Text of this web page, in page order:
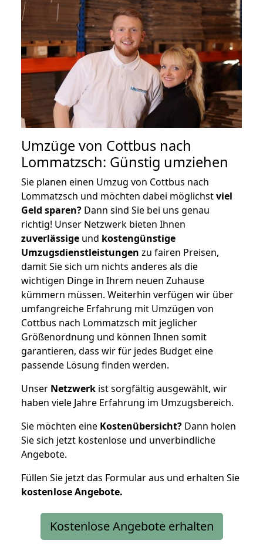
Umzüge von Cottbus nach
Lommatzsch: Günstig umziehen
Sie planen einen Umzug von Cottbus nach
Lommatzsch und möchten dabei möglichstviel
Geld sparen? Dann sind Sie bei uns genau
richtig! Unser Netzwerk bieten Ihnen
zuverlässige und kostengünstige
Umzugsdienstleistungen zu fairen Preisen,
damit Sie sich um nichts anderes als die
wichtigen Dinge in Ihrem neuen Zuhause
kümmern müssen. Weiterhin verfügen wir über
umfangreiche Erfahrung mit Umzügen von
Cottbus nach Lommatzsch mit jeglicher
Größenordnung und können Ihnen somit
garantieren, dass wir für jedes Budget eine
passende Lösung finden werden.
Unser Netzwerk ist sorgfältig ausgewählt, wir
haben viele Jahre Erfahrung im Umzugsbereich.
Sie möchten eine Kostenübersicht? Dann holen
Sie sich jetzt kostenlose und unverbindliche
Angebote.
Füllen Sie jetzt das Formular aus und erhalten Sie
kostenloseAngebote.
Kostenlose Angebote erhalten